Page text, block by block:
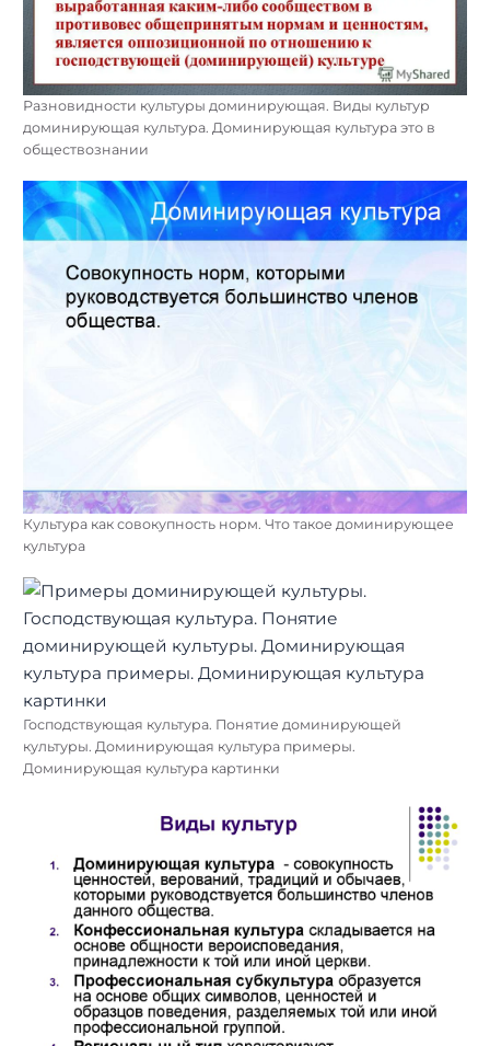
Разновидности культуры доминирующая. Виды культур
доминирующая культура. Доминирующая культура это в
обществознании
Культура как совокупность норм. Что такое доминирующее
культура
Господствующая культура. Понятие доминирующей
культуры. Доминирующая культура примеры.
Доминирующая культура картинки